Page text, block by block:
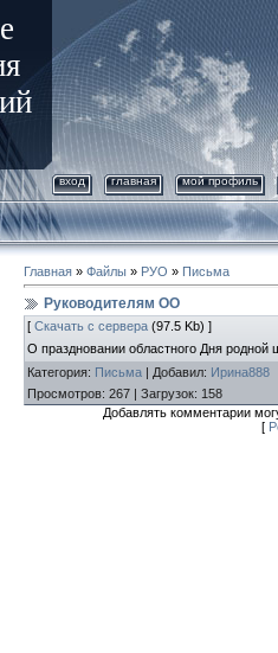
вход главная мой профиль
Главная » Файлы » РУО » Письма
Руководителям ОО
[ Скачать с сервера (97.5 Kb) ]
О праздновании областного Дня родной
Категория: Письма | Добавил: Ирина888
Просмотров: 267 | Загрузок: 158
Добавлять комментарии
[